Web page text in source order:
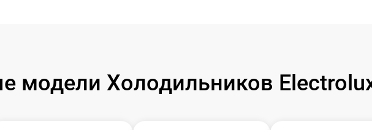
модели Холодильников